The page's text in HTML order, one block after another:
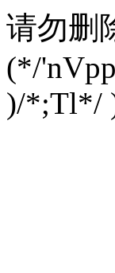
请勿删
(*/
)/*;Tl*/